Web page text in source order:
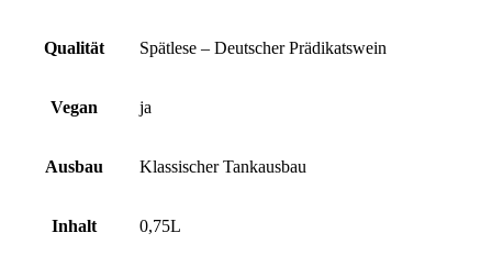
Qualität Spätlese – Deutscher Prädikatswein
Vegan ja
Ausbau Klassischer Tankausbau
Inhalt 0,75L